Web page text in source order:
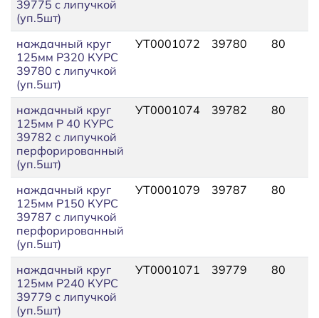
39775 с липучкой
(уп.5шт)
наждачный круг
125мм P320 КУРС
39780 с липучкой
(уп.5шт)
УТ0001072 39780 80
наждачный круг
125мм P 40 КУРС
39782 с липучкой
перфорированный
(уп.5шт)
УТ0001074 39782 80
наждачный круг
125мм P150 КУРС
39787 с липучкой
перфорированный
(уп.5шт)
УТ0001079 39787 80
наждачный круг
125мм P240 КУРС
39779 с липучкой
(уп.5шт)
УТ0001071 39779 80